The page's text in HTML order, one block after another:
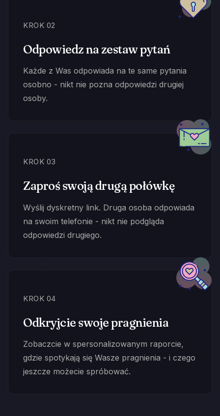
KROK 02
Odpowiedz na zestaw pytań
Każde z Was odpowiada na te same pytania
osobno - nikt nie pozna odpowiedzi drugiej
osoby.
KROK 03
Zaproś swoją drugą połówkę
Wyślij dyskretny link. Druga osoba odpowiada
na swoim telefonie - nikt nie podgląda
odpowiedzi drugiego.
KROK 04
Odkryjcie swoje pragnienia
Zobaczcie w spersonalizowanym raporcie,
gdzie spotykają się Wasze pragnienia - i czego
jeszcze możecie spróbować.